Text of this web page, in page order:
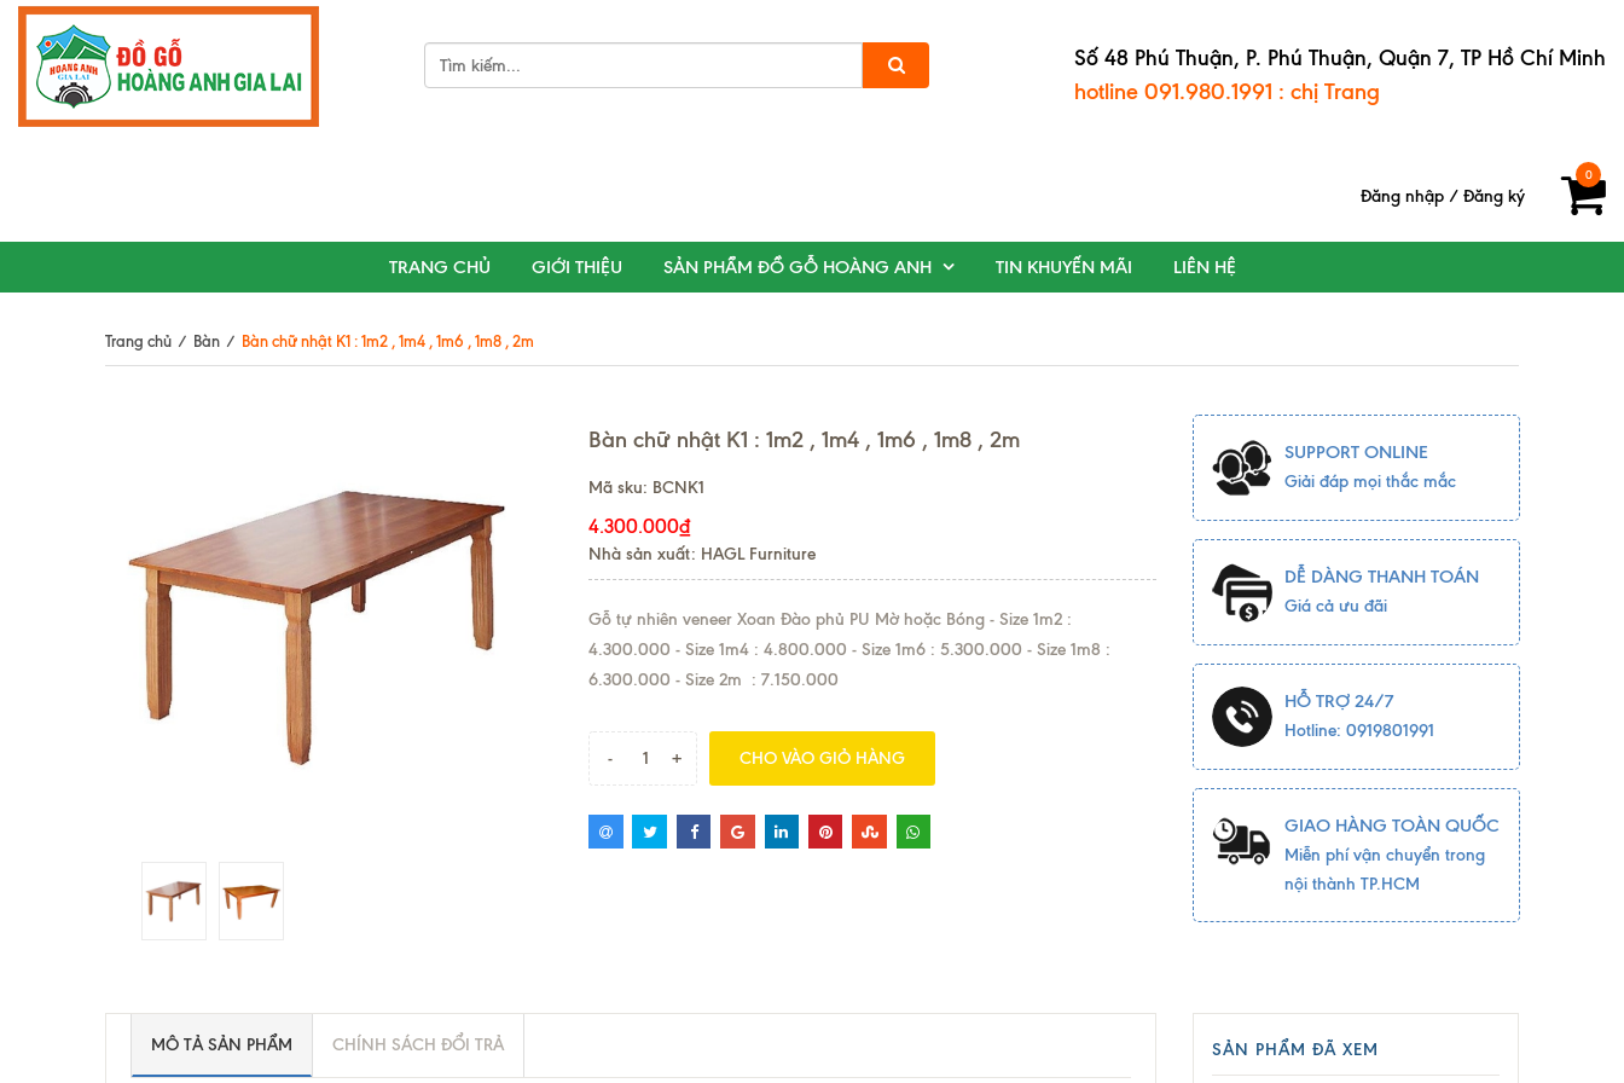
Số 48 Phú Thuận, P. Phú Thuận, Quận 7, TP Hồ Chí Minh
hotline 091.980.1991 : chị Trang
0
Đăng nhập / Đăng ký
TRANG CHỦ GIỚI THIỆU SẢN PHẨM ĐỒ GỖ HOÀNG ANH TIN KHUYẾN MÃI LIÊN HỆ
Trang chủ / Bàn / Bàn chữ nhật K1 : 1m2 , 1m4 , 1m6 , 1m8 , 2m
Bàn chữ nhật K1 : 1m2 , 1m4 , 1m6 , 1m8 , 2m
Mã sku: BCNK1
4.300.000₫
Nhà sản xuất: HAGL Furniture
Gỗ tự nhiên veneer Xoan Đào phủ PU Mờ hoặc Bóng - Size 1m2 :
4.300.000 - Size 1m4 : 4.800.000 - Size 1m6 : 5.300.000 - Size 1m8 :
6.300.000 - Size 2m : 7.150.000
- + CHO VÀO GIỎ HÀNG
SUPPORT ONLINE
Giải đáp mọi thắc mắc
DỄ DÀNG THANH TOÁN
Giá cả ưu đãi
HỖ TRỢ 24/7
Hotline: 0919801991
GIAO HÀNG TOÀN QUỐC
Miễn phí vận chuyển trong
nội thành TP.HCM
MÔ TẢ SẢN PHẨM CHÍNH SÁCH ĐỔI TRẢ SẢN PHẨM ĐÃ XEM